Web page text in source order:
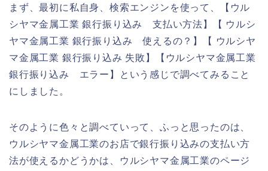
まず、最初に私自身、検索エンジンを使って、【ウル
シヤマ金属工業 銀行振り込み 支払い方法】【 ウルシ
ヤマ金属工業 銀行振り込み 使えるの？】【 ウルシヤ
マ金属工業 銀行振り込み 失敗】【ウルシヤマ金属工業
銀行振り込み エラー】という感じで調べてみること
にしました。
そのように色々と調べていって、ふっと思ったのは、
ウルシヤマ金属工業のお店で銀行振り込みの支払い方
法が使えるかどうかは、ウルシヤマ金属工業のページ